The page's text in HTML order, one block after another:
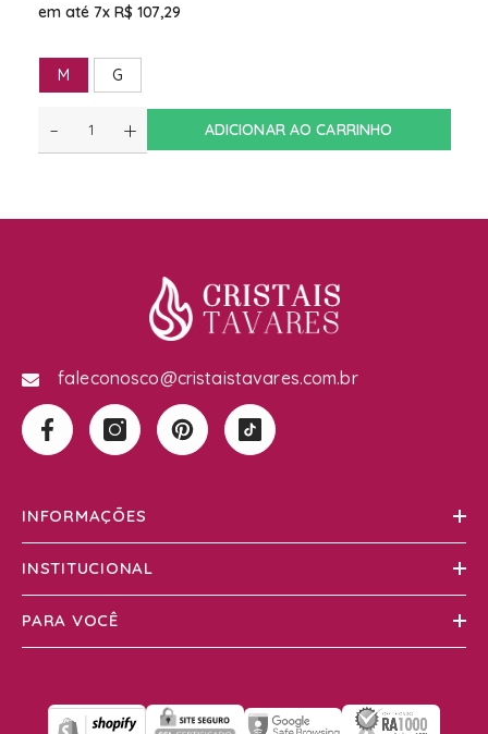
em até 7x R$ 107,29
M G
- + ADICIONAR AO CARRINHO
faleconosco@cristaistavares.com.br
INFORMAÇÕES
INSTITUCIONAL
PARA VOCÊ